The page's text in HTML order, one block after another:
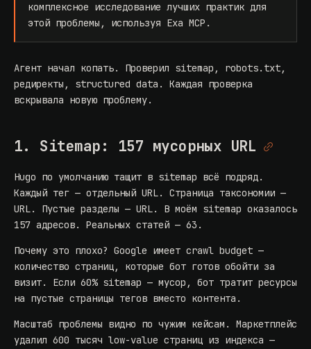
комплексное исследование лучших практик для
этой проблемы, используя Exa MCP.
Агент начал копать. Проверил sitemap, robots.txt,
редиректы, structured data. Каждая проверка
вскрывала новую проблему.
1. Sitemap: 157 мусорных URL
Hugo по умолчанию тащит в sitemap всё подряд.
Каждый тег — отдельный URL. Страница таксономии —
URL. Пустые разделы — URL. В моём sitemap оказалось
157 адресов. Реальных статей — 63.
Почему это плохо? Google имеет crawl budget —
количество страниц, которые бот готов обойти за
визит. Если 60% sitemap — мусор, бот тратит ресурсы
на пустые страницы тегов вместо контента.
Масштаб проблемы видно по чужим кейсам. Маркетплейс
удалил 600 тысяч low-value страниц из индекса —